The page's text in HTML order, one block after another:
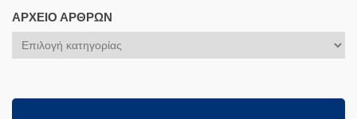
ΑΡΧΕΊΟ ΆΡΘΡΩΝ
Αρχείο
Άρθρων